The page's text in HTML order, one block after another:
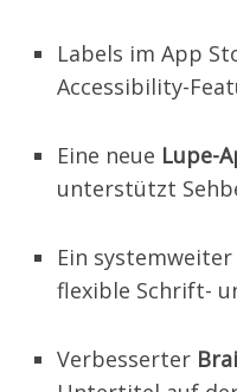
Labels im App
Accessibility-
Eine neue Lupe-
unterstützt
Ein systemweiter
flexible Schrift-
Verbesserter